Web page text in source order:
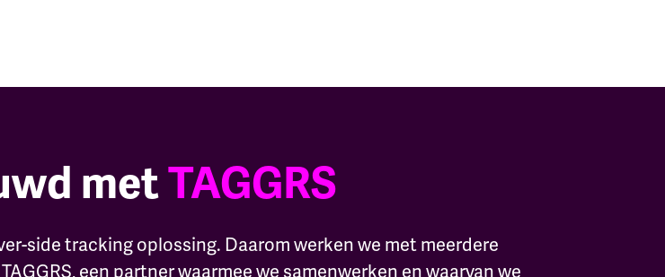
metTAGGRS
side tracking oplossing. Daarom werken we met meerdere
een partner waarmee we samenwerken en waarvan we